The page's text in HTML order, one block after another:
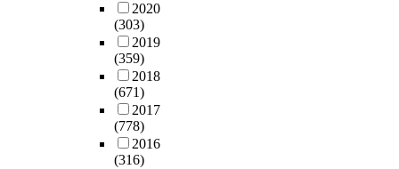
2020
(303)
2019
(359)
2018
(671)
2017
(778)
2016
(316)